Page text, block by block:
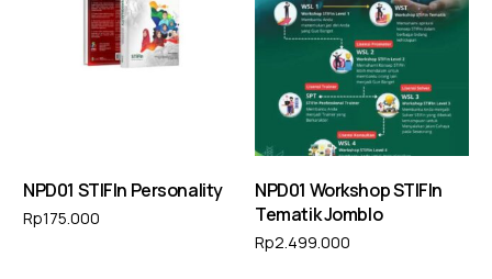
NPD01 STIFIn Personality
Rp175.000
NPD01 Workshop STIFIn
Tematik Jomblo
Rp2.499.000